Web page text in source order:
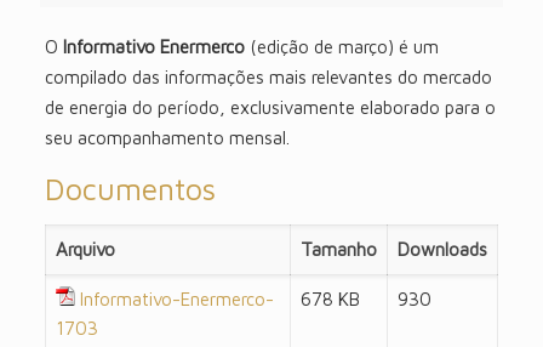
O Informativo Enermerco(edição de março) é um
compilado das informações mais relevantes do mercado
de energia do período, exclusivamente elaborado para o
seu acompanhamento mensal.
Documentos
Arquivo Tamanho Downloads
Informativo-Enermerco-
1703
678 KB 930